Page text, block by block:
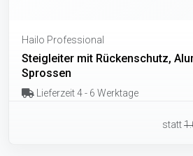
Hailo Professional
Steigleiter mit Rückenschutz,
Sprossen
Lieferzeit 4 - 6 Werktage
statt